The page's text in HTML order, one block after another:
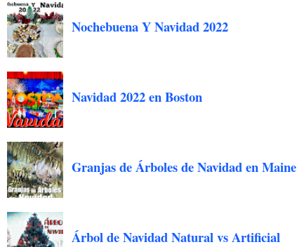
Nochebuena Y Navidad 2022
Navidad 2022 en Boston
Granjas de Árboles de Navidad en Maine
Árbol de Navidad Natural vs Artificial